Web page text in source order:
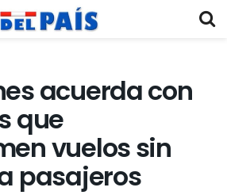
acuerda con
que
vuelos sin
pasajeros